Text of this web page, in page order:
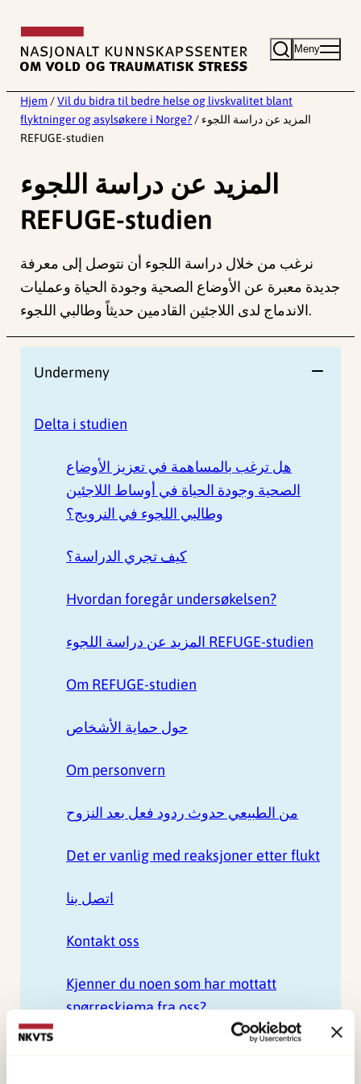
innhold
Meny
Hjem / Vil du bidra til bedre helse og livskvalitet blant
flyktninger og asylsøkere i Norge? / المزيد عن دراسة اللجوء
REFUGE-studien
المزيد عن دراسة اللجوء
REFUGE-studien
نرغب من خلال دراسة اللجوء أن نتوصل إلى معرفة
جديدة معبرة عن الأوضاع الصحية وجودة الحياة وعمليات
الاندماج لدى اللاجئين القادمين حديثاً وطالبي اللجوء.
Undermeny
Delta i studien
هل ترغب بالمساهمة في تعزيز الأوضاع
الصحية وجودة الحياة في أوساط اللاجئين
وطالبي اللجوء في النرويج؟
كيف تجري الدراسة؟
Hvordan foregår undersøkelsen?
المزيد عن دراسة اللجوء REFUGE-studien
Om REFUGE-studien
حول حماية الأشخاص
Om personvern
من الطبيعي حدوث ردود فعل بعد النزوح
Det er vanlig med reaksjoner etter flukt
اتصل بنا
Kontakt oss
Kjenner du noen som har mottatt
spørreskjema fra oss?